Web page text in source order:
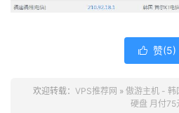
 赞(5)
欢迎转载： VPS推荐网 » 傲游主机 - 韩
硬盘 月付75